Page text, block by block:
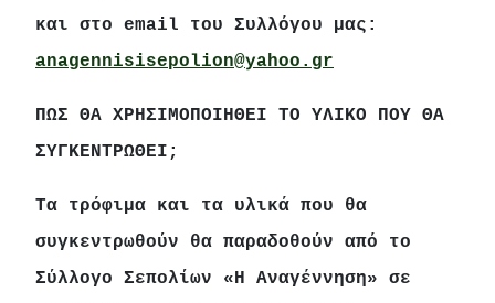
και στο email του Συλλόγου μας:
anagennisisepolion@yahoo.gr
ΠΩΣ ΘΑ ΧΡΗΣΙΜΟΠΟΙΗΘΕΙ ΤΟ ΥΛΙΚΟ ΠΟΥ ΘΑ
ΣΥΓΚΕΝΤΡΩΘΕΙ;
Τα τρόφιμα και τα υλικά που θα
συγκεντρωθούν θα παραδοθούν από το
Σύλλογο Σεπολίων «Η Αναγέννηση» σε